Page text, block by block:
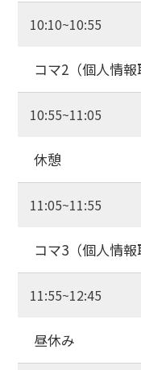
10:10~10:55
コマ2（個人情報
10:55~11:05
休憩
11:05~11:55
コマ3（個人情報
11:55~12:45
昼休み